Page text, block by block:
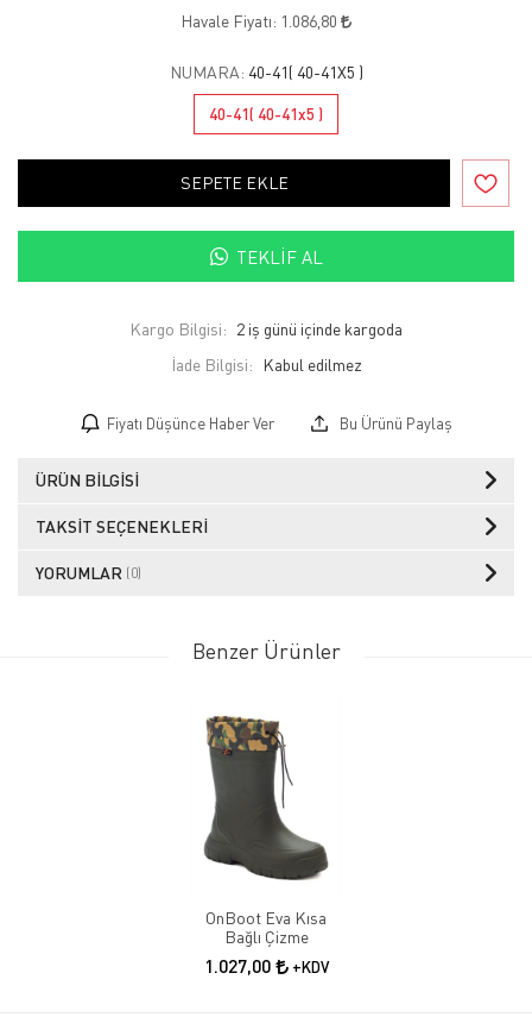
Havale Fiyatı: 1.086,80
NUMARA: 40-41( 40-41X5 )
40-41( 40-41x5 )
SEPETE EKLE
TEKLIF AL
Kargo Bilgisi: 2 iş günü içinde kargoda
İade Bilgisi:
Fiyatı Düşünce Haber Ver Bu Ürünü Paylaş
ÜRÜN BILGISI
TAKSIT SEÇENEKLERI
YORUMLAR (0)
Benzer Ürünler
OnBoot Eva Kısa
Bağlı Çizme
1.027,00 +KDV